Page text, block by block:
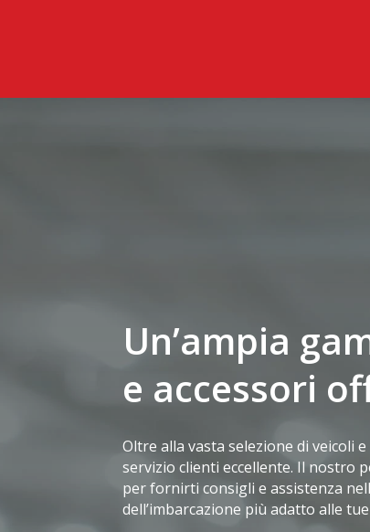
Un’ampia
e accessori
Oltre alla vasta selezione di veicoli
servizio clienti eccellente. Il nostro
per fornirti consigli e assistenza
dell’imbarcazione più adatto alle